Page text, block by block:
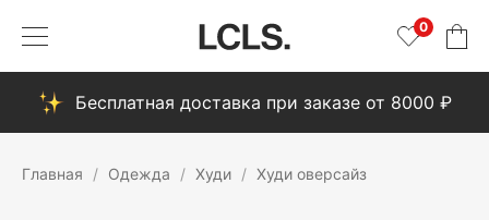
0
Бесплатная доставка при заказе от 8000 ₽
Главная Одежда Худи Худи оверсайз